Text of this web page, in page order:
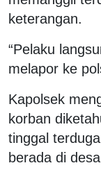
keterangan.
“Pelaku
melapor ke
Kapolsek
korban
tinggal
berada di